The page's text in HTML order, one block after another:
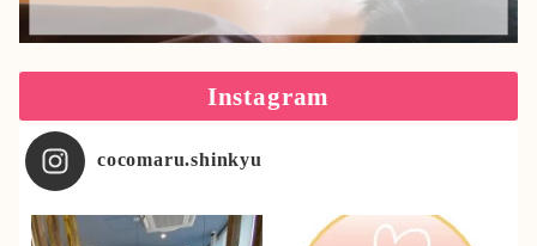
Instagram
cocomaru.shinkyu